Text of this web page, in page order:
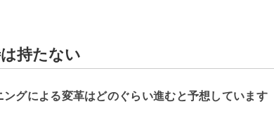
持たない
グによる変革はどのぐらい進むと予想しています